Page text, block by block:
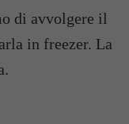
di avvolgere il
in freezer. La